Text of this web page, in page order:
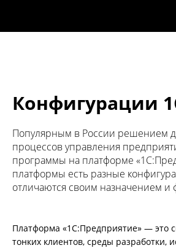
Конфигурации
Популярным в России решением
процессов управления
программы на платформе
платформы есть разные
отличаются своим назначением и
Платформа «1С:Предприятие» — это
тонких клиентов, среды разработки,